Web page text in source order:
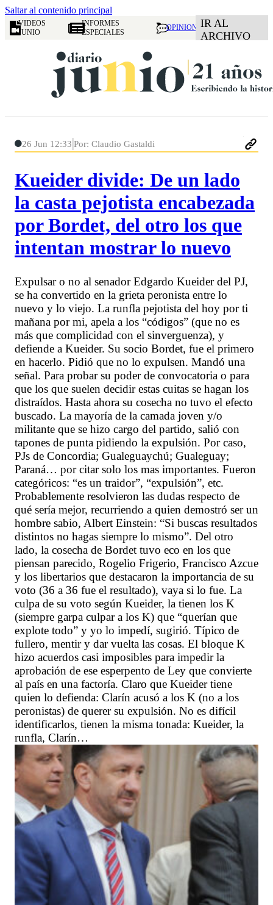
Saltar al contenido principal
VIDEOS
JUNIO
INFORMES
ESPECIALES
OPINION IR AL
ARCHIVO
26 Jun 12:33 Por: Claudio Gastaldi
Kueider divide: De un lado
la casta pejotista encabezada
por Bordet, del otro los que
intentan mostrar lo nuevo
Expulsar o no al senador Edgardo Kueider del PJ,
se ha convertido en la grieta peronista entre lo
nuevo y lo viejo. La runfla pejotista del hoy por ti
mañana por mi, apela a los “códigos” (que no es
más que complicidad con el sinverguenza), y
defiende a Kueider. Su socio Bordet, fue el primero
en hacerlo. Pidió que no lo expulsen. Mandó una
señal. Para probar su poder de convocatoria o para
que los que suelen decidir estas cuitas se hagan los
distraídos. Hasta ahora su cosecha no tuvo el efecto
buscado. La mayoría de la camada joven y/o
militante que se hizo cargo del partido, salió con
tapones de punta pidiendo la expulsión. Por caso,
PJs de Concordia; Gualeguaychú; Gualeguay;
Paraná… por citar solo los mas importantes. Fueron
categóricos: “es un traidor”, “expulsión”, etc.
Probablemente resolvieron las dudas respecto de
qué sería mejor, recurriendo a quien demostró ser un
hombre sabio, Albert Einstein: “Si buscas resultados
distintos no hagas siempre lo mismo”. Del otro
lado, la cosecha de Bordet tuvo eco en los que
piensan parecido, Rogelio Frigerio, Francisco Azcue
y los libertarios que destacaron la importancia de su
voto (36 a 36 fue el resultado), vaya si lo fue. La
culpa de su voto según Kueider, la tienen los K
(siempre garpa culpar a los K) que “querían que
explote todo” y yo lo impedí, sugirió. Típico de
fullero, mentir y dar vuelta las cosas. El bloque K
hizo acuerdos casi imposibles para impedir la
aprobación de ese esperpento de Ley que convierte
al país en una factoría. Claro que Kueider tiene
quien lo defienda: Clarín acusó a los K (no a los
peronistas) de querer su expulsión. No es difícil
identificarlos, tienen la misma tonada: Kueider, la
runfla, Clarín…